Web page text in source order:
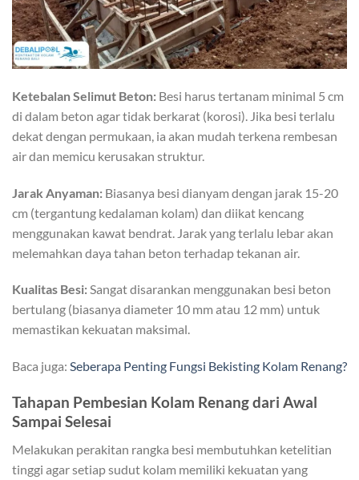
Ketebalan Selimut Beton: Besi harus tertanam minimal 5 cm
di dalam beton agar tidak berkarat (korosi). Jika besi terlalu
dekat dengan permukaan, ia akan mudah terkena rembesan
air dan memicu kerusakan struktur.
Jarak Anyaman: Biasanya besi dianyam dengan jarak 15-20
cm (tergantung kedalaman kolam) dan diikat kencang
menggunakan kawat bendrat. Jarak yang terlalu lebar akan
melemahkan daya tahan beton terhadap tekanan air.
Kualitas Besi:Sangat disarankan menggunakan besi beton
bertulang (biasanya diameter 10 mm atau 12 mm) untuk
memastikan kekuatan maksimal.
Baca juga: Seberapa Penting Fungsi Bekisting Kolam Renang?
Tahapan Pembesian Kolam Renang dari Awal
Sampai Selesai
Melakukan perakitan rangka besi membutuhkan ketelitian
tinggi agar setiap sudut kolam memiliki kekuatan yang